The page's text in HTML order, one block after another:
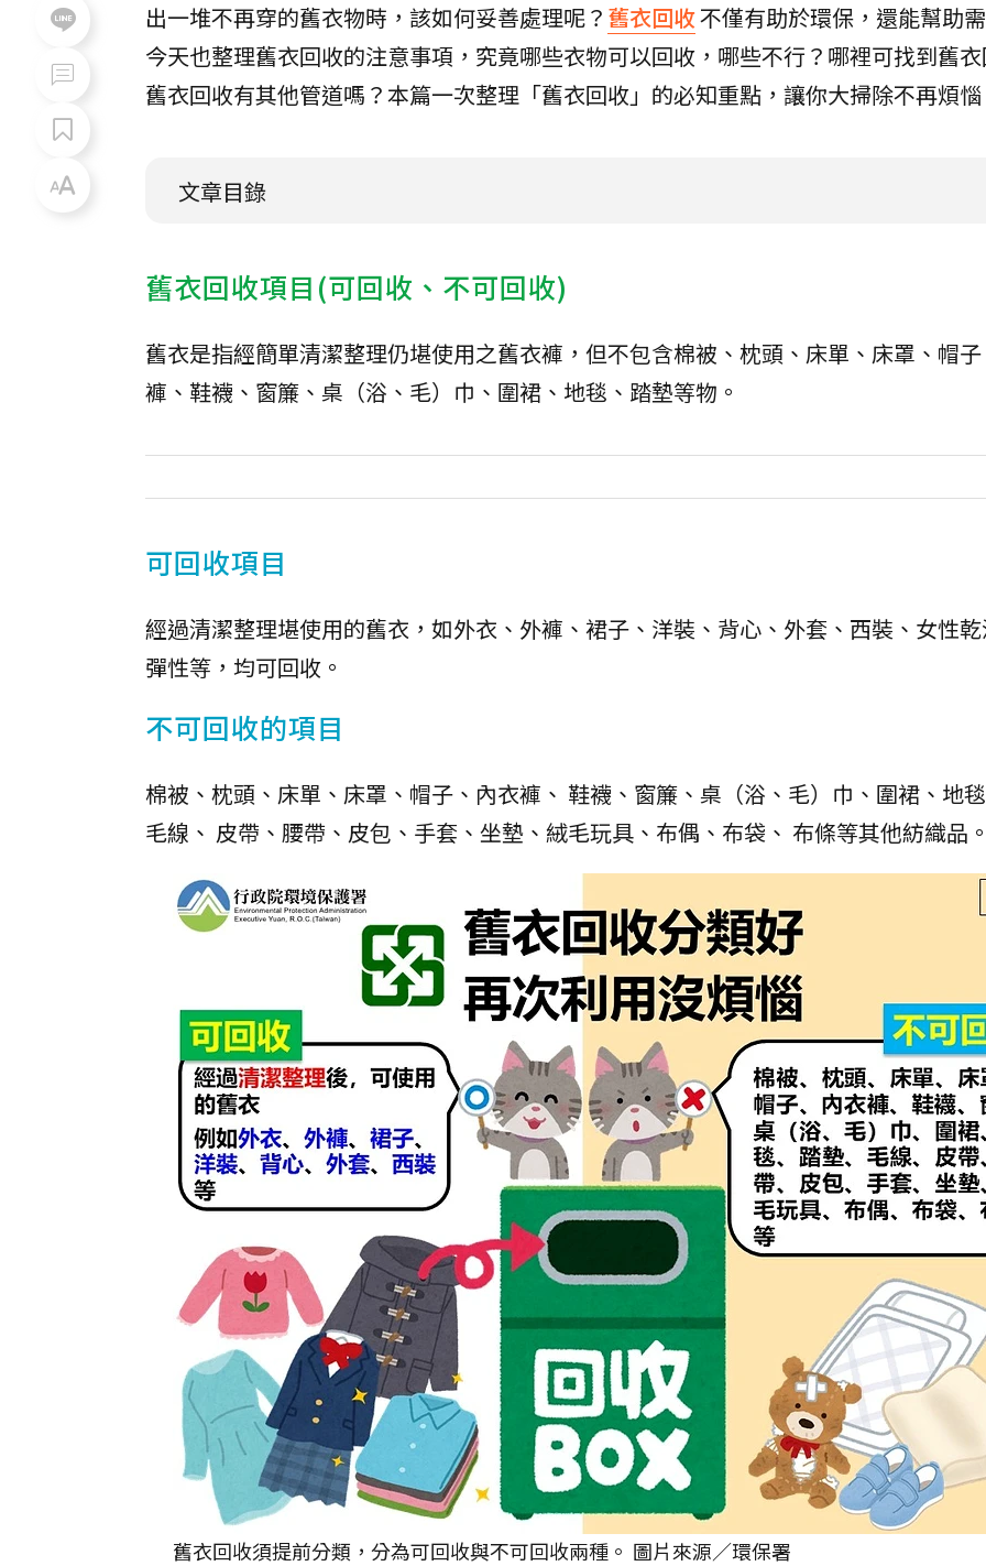
出一堆不再穿的舊衣物時，該如何妥善處理呢？ 舊衣回收不僅有助於環保，還能幫助
今天也整理舊衣回收的注意事項，究竟哪些衣物可以回收，哪些不行？哪裡可找到舊
舊衣回收有其他管道嗎？本篇一次整理「舊衣回收」的必知重點，讓你大掃除不再煩
文章目錄
舊衣回收項目(可回收、不可回收)
舊衣是指經簡單清潔整理仍堪使用之舊衣褲，但不包含棉被、枕頭、床單、床罩、帽
褲、鞋襪、窗簾、桌（浴、毛）巾、圍裙、地毯、踏墊等物。
可回收項目
經過清潔整理堪使用的舊衣，如外衣、外褲、裙子、洋裝、背心、外套、西裝、女性
彈性等，均可回收。
不可回收的項目
棉被、枕頭、床單、床罩、帽子、內衣褲、 鞋襪、窗簾、桌（浴、毛）巾、圍裙、地
毛線、 皮帶、腰帶、皮包、手套、坐墊、絨毛玩具、布偶、布袋、 布條等其他紡織品
舊衣回收須提前分類，分為可回收與不可回收兩種。 圖片來源／環保署